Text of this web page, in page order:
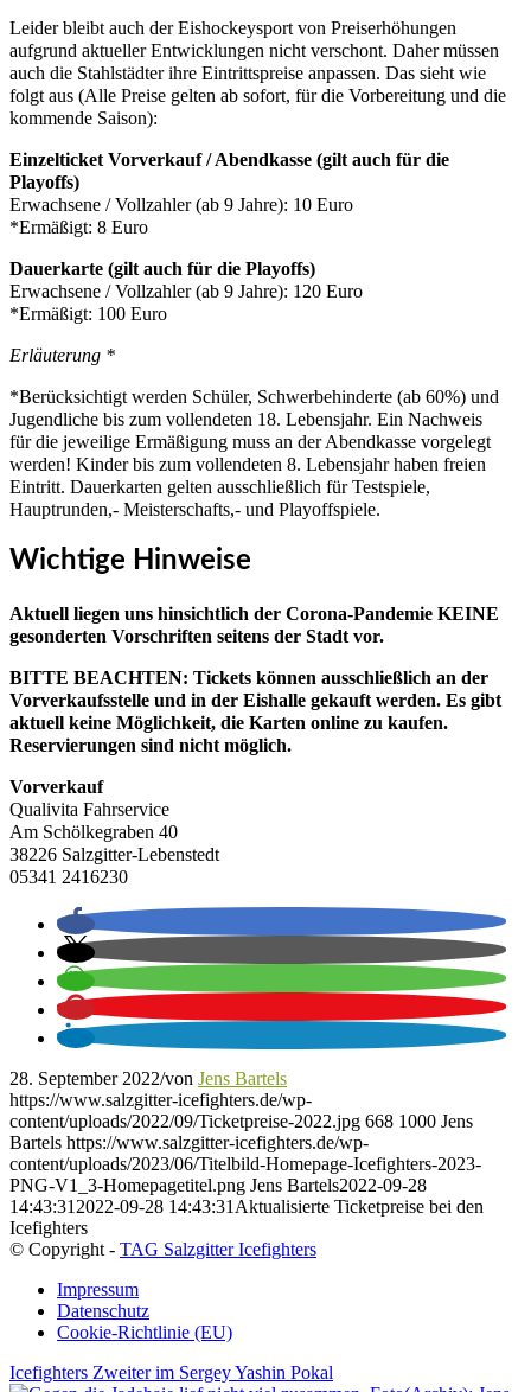
Leider bleibt auch der Eishockeysport von Preiserhöhungen
aufgrund aktueller Entwicklungen nicht verschont. Daher müssen
auch die Stahlstädter ihre Eintrittspreise anpassen. Das sieht wie
folgt aus (Alle Preise gelten ab sofort, für die Vorbereitung und die
kommende Saison):
Einzelticket Vorverkauf / Abendkasse (gilt auch für die
Playoffs)
Erwachsene / Vollzahler (ab 9 Jahre): 10 Euro
*Ermäßigt: 8 Euro
Dauerkarte (gilt auch für die Playoffs)
Erwachsene / Vollzahler (ab 9 Jahre): 120 Euro
*Ermäßigt: 100 Euro
Erläuterung *
*Berücksichtigt werden Schüler, Schwerbehinderte (ab 60%) und
Jugendliche bis zum vollendeten 18. Lebensjahr. Ein Nachweis
für die jeweilige Ermäßigung muss an der Abendkasse vorgelegt
werden! Kinder bis zum vollendeten 8. Lebensjahr haben freien
Eintritt. Dauerkarten gelten ausschließlich für Testspiele,
Hauptrunden,- Meisterschafts,- und Playoffspiele.
Wichtige Hinweise
Aktuell liegen uns hinsichtlich der Corona-Pandemie KEINE
gesonderten Vorschriften seitens der Stadt vor.
BITTE BEACHTEN: Tickets können ausschließlich an der
Vorverkaufsstelle und in der Eishalle gekauft werden. Es gibt
aktuell keine Möglichkeit, die Karten online zu kaufen.
Reservierungen sind nicht möglich.
Vorverkauf
Qualivita Fahrservice
Am Schölkegraben 40
38226 Salzgitter-Lebenstedt
05341 2416230
28. September 2022/von Jens Bartels
https://www.salzgitter-icefighters.de/wp-
content/uploads/2022/09/Ticketpreise-2022.jpg 668 1000 Jens
Bartels https://www.salzgitter-icefighters.de/wp-
content/uploads/2023/06/Titelbild-Homepage-Icefighters-2023-
PNG-V1_3-Homepagetitel.png Jens Bartels2022-09-28
14:43:31 2022-09-28 14:43:31 Aktualisierte Ticketpreise bei den
Icefighters
© Copyright - TAG Salzgitter Icefighters
Impressum
Datenschutz
Cookie-Richtlinie (EU)
Icefighters Zweiter im Sergey Yashin Pokal